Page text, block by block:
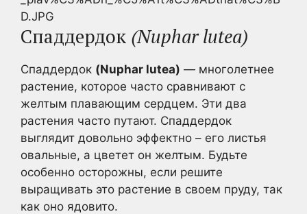
D.JPG
Спаддердок (Nuphar lutea)
Спаддердок (Nuphar lutea) — многолетнее
растение, которое часто сравнивают с
желтым плавающим сердцем. Эти два
растения часто путают. Спаддердок
выглядит довольно эффектно – его листья
овальные, а цветет он желтым. Будьте
особенно осторожны, если решите
выращивать это растение в своем пруду, так
как оно ядовито.